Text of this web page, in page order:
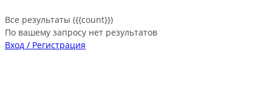
Все результаты ({{count}})
По вашему запросу нет результатов
Вход / Регистрация